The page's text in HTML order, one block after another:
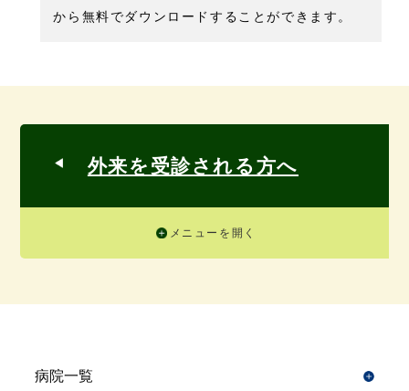
から無料でダウンロードすることができます。
外来を受診される方へ
メニューを開く
病院一覧